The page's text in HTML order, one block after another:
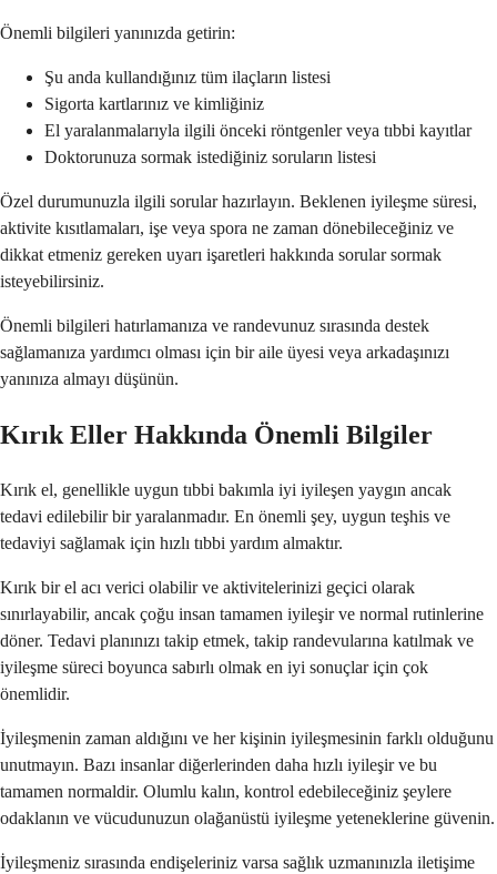
Önemli bilgileri yanınızda getirin:
Şu anda kullandığınız tüm ilaçların listesi
Sigorta kartlarınız ve kimliğiniz
El yaralanmalarıyla ilgili önceki röntgenler veya tıbbi kayıtlar
Doktorunuza sormak istediğiniz soruların listesi
Özel durumunuzla ilgili sorular hazırlayın. Beklenen iyileşme süresi,
aktivite kısıtlamaları, işe veya spora ne zaman dönebileceğiniz ve
dikkat etmeniz gereken uyarı işaretleri hakkında sorular sormak
isteyebilirsiniz.
Önemli bilgileri hatırlamanıza ve randevunuz sırasında destek
sağlamanıza yardımcı olması için bir aile üyesi veya arkadaşınızı
yanınıza almayı düşünün.
Kırık Eller Hakkında Önemli Bilgiler
Kırık el, genellikle uygun tıbbi bakımla iyi iyileşen yaygın ancak
tedavi edilebilir bir yaralanmadır. En önemli şey, uygun teşhis ve
tedaviyi sağlamak için hızlı tıbbi yardım almaktır.
Kırık bir el acı verici olabilir ve aktivitelerinizi geçici olarak
sınırlayabilir, ancak çoğu insan tamamen iyileşir ve normal rutinlerine
döner. Tedavi planınızı takip etmek, takip randevularına katılmak ve
iyileşme süreci boyunca sabırlı olmak en iyi sonuçlar için çok
önemlidir.
İyileşmenin zaman aldığını ve her kişinin iyileşmesinin farklı olduğunu
unutmayın. Bazı insanlar diğerlerinden daha hızlı iyileşir ve bu
tamamen normaldir. Olumlu kalın, kontrol edebileceğiniz şeylere
odaklanın ve vücudunuzun olağanüstü iyileşme yeteneklerine güvenin.
İyileşmeniz sırasında endişeleriniz varsa sağlık uzmanınızla iletişime